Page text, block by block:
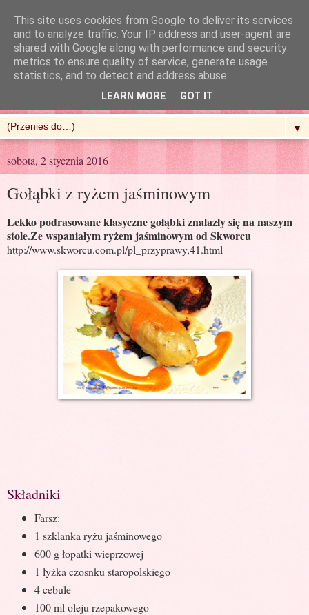
R'n'G Kitchen
▼
sobota, 2 stycznia 2016
Gołąbki z ryżem jaśminowym
Lekko podrasowane klasyczne gołąbki znalazły się na naszym
stole.Ze wspaniałym ryżem jaśminowym od Skworcu
http://www.skworcu.com.pl/pl_przyprawy,41.html
Składniki
Farsz:
1 szklanka ryżu jaśminowego
600 g łopatki wieprzowej
1 łyżka czosnku staropolskiego
4 cebule
100 ml oleju rzepakowego
This site uses cookies from Google to deliver its services
and to analyze traffic. Your IP address and user-agent are
shared with Google along with performance and security
metrics to ensure quality of service, generate usage
statistics, and to detect and address abuse.
LEARN MORE GOT IT